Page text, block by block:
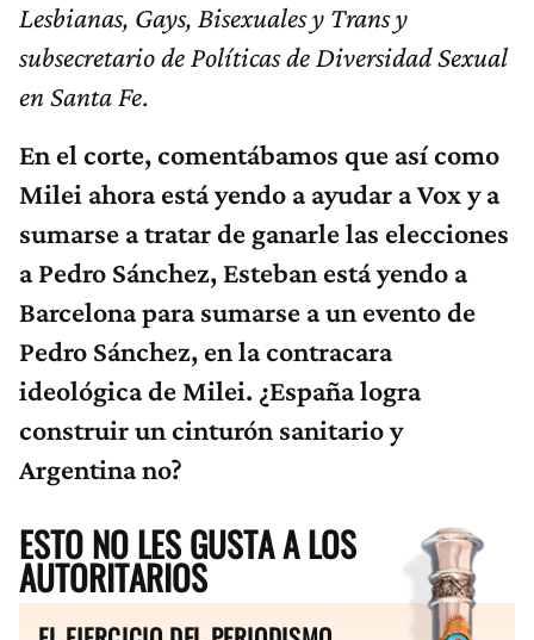
Lesbianas, Gays, Bisexuales y Trans y
subsecretario de Políticas de Diversidad Sexual
en Santa Fe.
En el corte, comentábamos que así como
Milei ahora está yendo a ayudar a Vox y a
sumarse a tratar de ganarle las elecciones
a Pedro Sánchez, Esteban está yendo a
Barcelona para sumarse a un evento de
Pedro Sánchez, en la contracara
ideológica de Milei. ¿España logra
construir un cinturón sanitario y
Argentina no?
ESTO NO LES GUSTA A LOS
AUTORITARIOS